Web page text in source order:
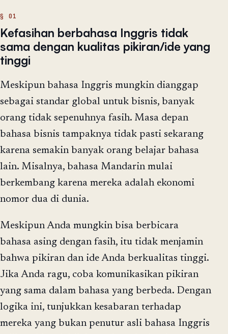
Kefasihan berbahasa Inggris tidak
sama dengan kualitas pikiran/ide yang
tinggi
Meskipun bahasa Inggris mungkin dianggap
sebagai standar global untuk bisnis, banyak
orang tidak sepenuhnya fasih. Masa depan
bahasa bisnis tampaknya tidak pasti sekarang
karena semakin banyak orang belajar bahasa
lain. Misalnya, bahasa Mandarin mulai
berkembang karena mereka adalah ekonomi
nomor dua di dunia.
Meskipun Anda mungkin bisa berbicara
bahasa asing dengan fasih, itu tidak menjamin
bahwa pikiran dan ide Anda berkualitas tinggi.
Jika Anda ragu, coba komunikasikan pikiran
yang sama dalam bahasa yang berbeda. Dengan
logika ini, tunjukkan kesabaran terhadap
mereka yang bukan penutur asli bahasa Inggris